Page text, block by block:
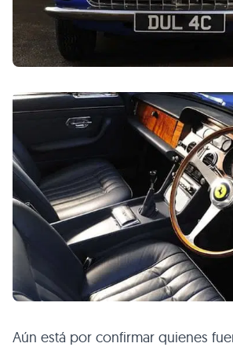
Aún está por confirmar quienes